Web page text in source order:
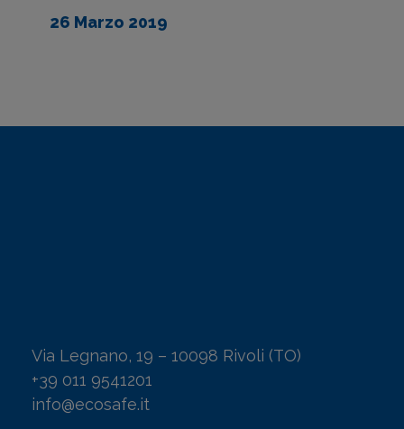
26 Marzo 2019
Via Legnano, 19 – 10098 Rivoli (TO)
+39 011 9541201
info@ecosafe.it